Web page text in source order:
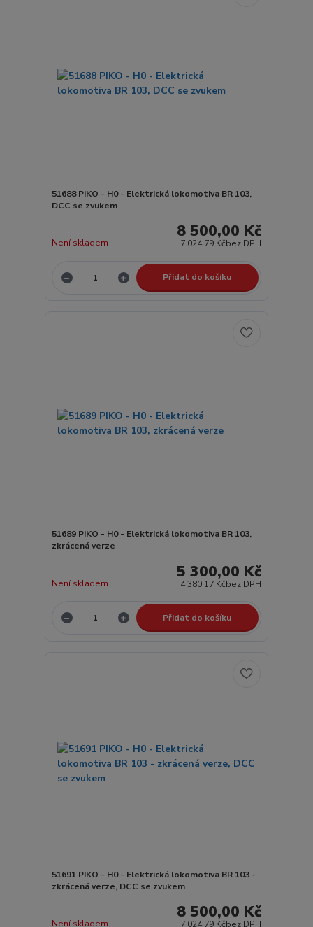
51688 PIKO - H0 - Elektrická lokomotiva BR 103,
DCC se zvukem
8 500,00 Kč
7 024,79 Kčbez DPH
Není skladem
Přidat do košíku
51689 PIKO - H0 - Elektrická lokomotiva BR 103,
zkrácená verze
5 300,00 Kč
4 380,17 Kčbez DPH
Není skladem
Přidat do košíku
51691 PIKO - H0 - Elektrická lokomotiva BR 103 -
zkrácená verze, DCC se zvukem
8 500,00 Kč
7 024,79 Kčbez DPH
Není skladem